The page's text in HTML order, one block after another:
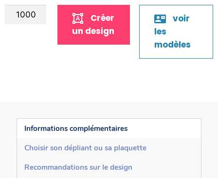
Créer
un design
voir
les
modèles
Informations complémentaires
Choisir son dépliant ou sa plaquette
Recommandations sur le design